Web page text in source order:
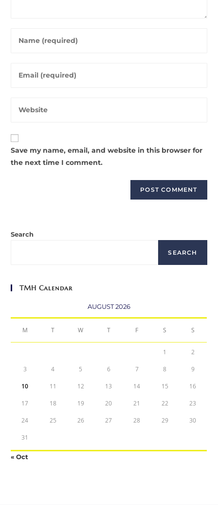
your
comment
your
address
your
URL
(optional)
Save my name, email, and website in this browser for
the next time I comment.
Search
SEARCH
TMH Calendar
AUGUST 2026
M T W T F S S
1 2
3 4 5 6 7 8 9
10 11 12 13 14 15 16
17 18 19 20 21 22 23
24 25 26 27 28 29 30
31
« Oct